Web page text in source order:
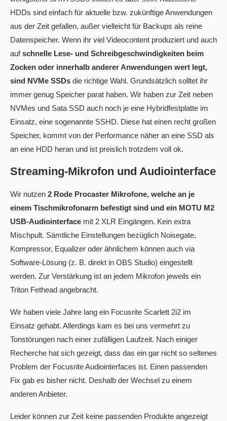
HDDs sind einfach für aktuelle bzw. zukünftige Anwendungen
aus der Zeit gefallen, außer vielleicht für Backups als reine
Datenspeicher. Wenn ihr viel Videocontent produziert und auch
aufschnelle Lese- und Schreibgeschwindigkeiten beim
Zocken oder innerhalb anderer Anwendungen wert legt,
sind NVMe SSDs die richtige Wahl. Grundsätzlich solltet ihr
immer genug Speicher parat haben. Wir haben zur Zeit neben
NVMes und Sata SSD auch noch je eine Hybridfestplatte im
Einsatz, eine sogenannte SSHD. Diese hat einen recht großen
Speicher, kommt von der Performance näher an eine SSD als
an eine HDD heran und ist preislich trotzdem voll ok.
Streaming-Mikrofon und Audiointerface
Wir nutzen 2 Rode Procaster Mikrofone, welche an je
einem Tischmikrofonarm befestigt sind und ein MOTU M2
USB-Audiointerface mit 2 XLR Eingängen. Kein extra
Mischpult. Sämtliche Einstellungen bezüglich Noisegate,
Kompressor, Equalizer oder ähnlichem können auch via
Software-Lösung (z. B. direkt in OBS Studio) eingestellt
werden. Zur Verstärkung ist an jedem Mikrofon jeweils ein
Triton Fethead angebracht.
Wir haben viele Jahre lang ein Focusrite Scarlett 2i2 im
Einsatz gehabt. Allerdings kam es bei uns vermehrt zu
Tonstörungen nach einer zufälligen Laufzeit. Nach einiger
Recherche hat sich gezeigt, dass das ein gar nicht so seltenes
Problem der Focusrite Audiointerfaces ist. Einen passenden
Fix gab es bisher nicht. Deshalb der Wechsel zu einem
anderen Anbieter.
Leider können zur Zeit keine passenden Produkte angezeigt